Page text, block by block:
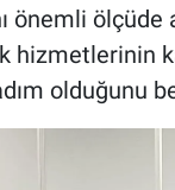
önemli ölçüde
hizmetlerinin
olduğunu